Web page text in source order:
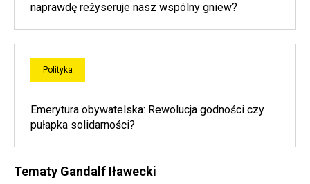
naprawdę reżyseruje nasz wspólny gniew?
Polityka
Emerytura obywatelska: Rewolucja godności czy
pułapka solidarności?
Tematy Gandalf Iławecki